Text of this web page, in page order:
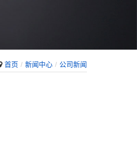
首页 新闻中心 公司新闻